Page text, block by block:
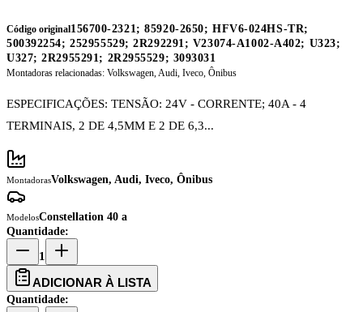
Código original156700-2321; 85920-2650; HFV6-024HS-TR;
500392254; 252955529; 2R292291; V23074-A1002-A402; U323;
U327; 2R2955291; 2R2955529; 3093031
Montadoras relacionadas: Volkswagen, Audi, Iveco, Ônibus
ESPECIFICAÇÕES: TENSÃO: 24V - CORRENTE; 40A - 4
TERMINAIS, 2 DE 4,5MM E 2 DE 6,3...
MontadorasVolkswagen, Audi, Iveco, Ônibus
ModelosConstellation 40 a
Quantidade:
1
ADICIONAR À LISTA
Quantidade: